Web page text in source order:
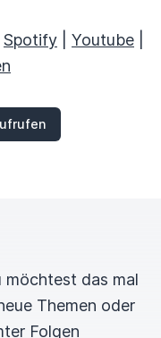
Spotify Youtube
das mal
Themen oder
Folgen